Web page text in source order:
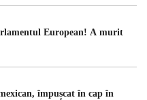
European! A murit
împușcat în cap în